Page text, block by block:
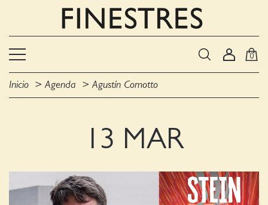
0
Inicio Agenda Agustín Comotto
13 MAR